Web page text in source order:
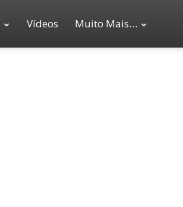
Vídeos Muito Mais…